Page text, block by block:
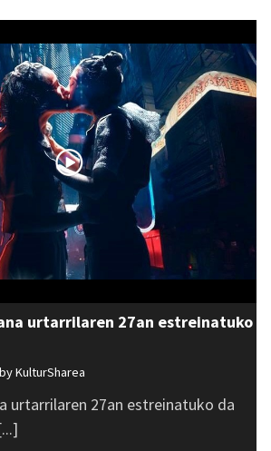
urtarrilaren 27an estreinatuko
KulturSharea
urtarrilaren 27an estreinatuko da